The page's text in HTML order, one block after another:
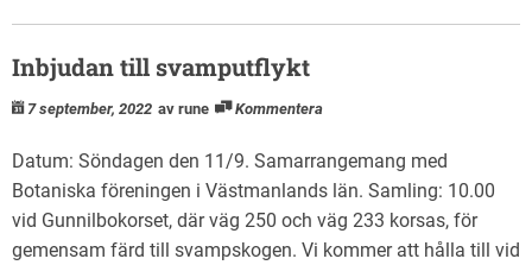
Inbjudan till svamputflykt
7 september, 2022 av rune Kommentera
Datum: Söndagen den 11/9. Samarrangemang med
Botaniska föreningen i Västmanlands län. Samling: 10.00
vid Gunnilbokorset, där väg 250 och väg 233 korsas, för
gemensam färd till svampskogen. Vi kommer att hålla till vid